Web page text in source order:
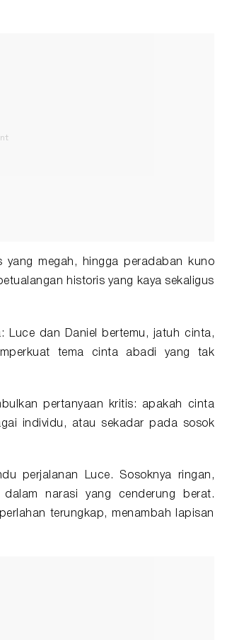
yang megah, hingga peradaban kuno
historis yang kaya sekaligus
Luce dan Daniel bertemu, jatuh cinta,
tema cinta abadi yang tak
pertanyaan kritis: apakah cinta
individu, atau sekadar pada sosok
perjalanan Luce. Sosoknya ringan,
narasi yang cenderung berat.
terungkap, menambah lapisan